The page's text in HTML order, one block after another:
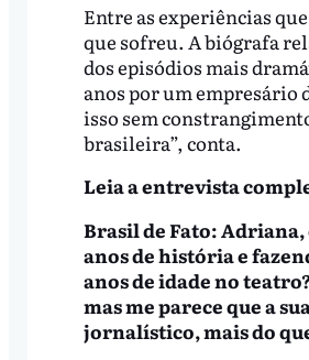
Entre as experiências
que sofreu. A biógrafa
dos episódios mais
anos por um empresário
isso sem
brasileira”, conta.
Leia a entrevista
Brasil de Fato: Adriana,
anos de história e
anos de idade no
mas me parece que a
jornalístico, mais do